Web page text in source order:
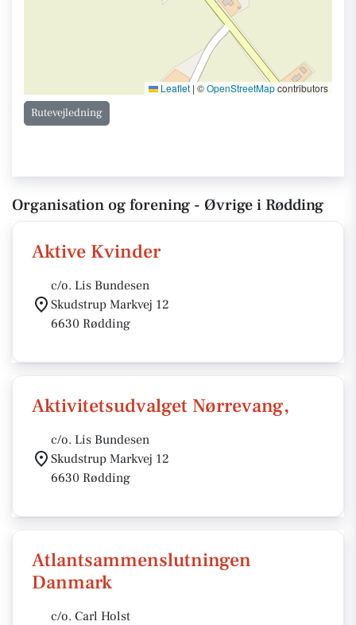
Leaflet | ©OpenStreetMapcontributors
Rutevejledning
Organisation og forening - Øvrige i Rødding
Aktive Kvinder
c/o. Lis Bundesen
Skudstrup Markvej 12
6630 Rødding
Aktivitetsudvalget Nørrevang,
c/o. Lis Bundesen
Skudstrup Markvej 12
6630 Rødding
Atlantsammenslutningen
Danmark
c/o. Carl Holst